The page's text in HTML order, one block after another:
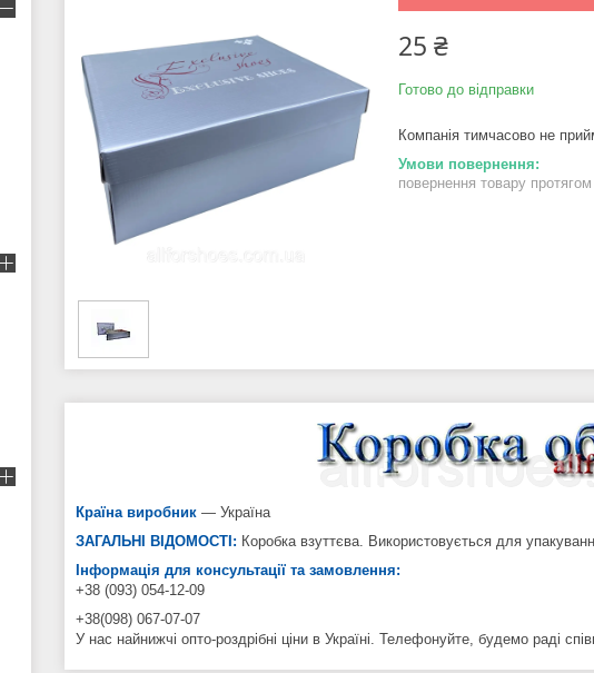
25 ₴
Готово до відправки
Компанія тимчасово не
повернення товару протягом
Країна виробник — Україна
ЗАГАЛЬНІ ВІДОМОСТІ: Коробка взуттєва. Використовується для
Інформація для консультації та замовлення:
+38 (093) 054-12-09
+38(098) 067-07-07
У нас найнижчі опто-роздрібні ціни в Україні. Телефонуйте, будемо раді